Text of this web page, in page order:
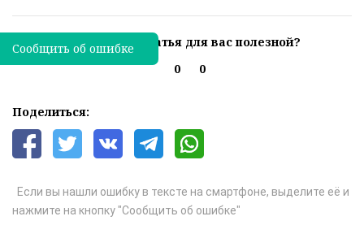
Была ли эта статья для вас полезной?
0
0
Поделиться:
Если вы нашли ошибку в тексте на смартфоне, выделите её и
нажмите на кнопку "Сообщить об ошибке"
Сообщить об ошибке